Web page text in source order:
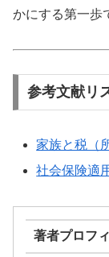
かにする第一歩
参考文献リ
家族と税（
社会保険適
著者プロフ